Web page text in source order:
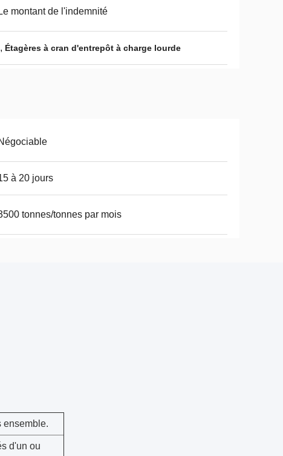
Le montant de l'indemnité
, Étagères à cran d'entrepôt à charge lourde
à 20 jours
tonnes/tonnes par mois
ensemble.
d'un ou